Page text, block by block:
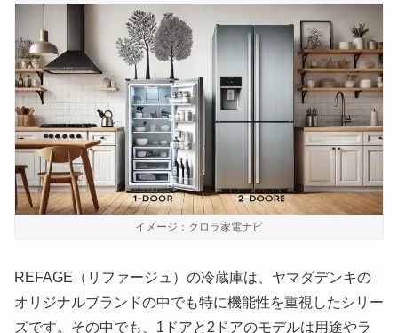
イメージ：クロラ家電ナビ
REFAGE（リファージュ）の冷蔵庫は、ヤマダデンキの
オリジナルブランドの中でも特に機能性を重視したシリー
ズです。その中でも、1ドアと2ドアのモデルは用途やラ